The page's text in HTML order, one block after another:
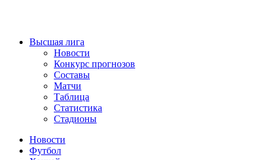
Высшая лига
Новости
Конкурс прогнозов
Составы
Матчи
Таблица
Статистика
Стадионы
Новости
Футбол